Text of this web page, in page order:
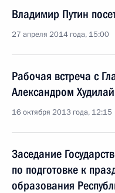
Владимир Путин
27 апреля 2014 года, 15:00
Рабочая встреча с
Александром
16 октября 2013 года, 12:15
Заседание
по подготовке к
образования